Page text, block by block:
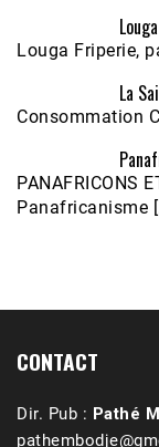
Écoutez le
Nobana
Feb 24, 2021 •
Louga Friperie,
La
Consommation
PANAFRICONS
Panafricanisme
CONTACT
Dir. Pub : Pathé